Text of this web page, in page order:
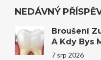
NEDÁVNÝ
Broušení
A Kdy Bys
7 srp 2026